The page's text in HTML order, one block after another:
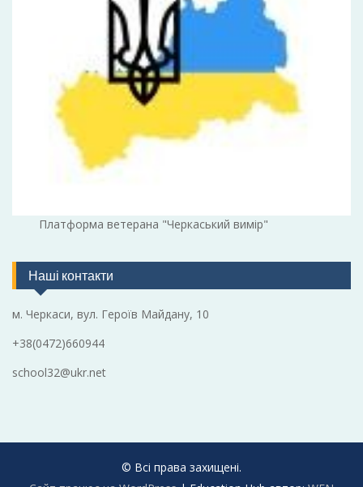
Платформа ветерана "Черкаський вимір"
Наші контакти
м. Черкаси, вул. Героїв Майдану, 10
+38(0472)660944
school32@ukr.net
© Всі права захищені.